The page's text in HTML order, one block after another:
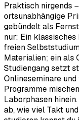
Praktisch nirgends
ortsunabhängige
gebündelt als
nur: Ein
freien
Materialien; ein als
Studiengang setzt
Onlineseminare
Programme
Laborphasen
ab, wie viel Takt